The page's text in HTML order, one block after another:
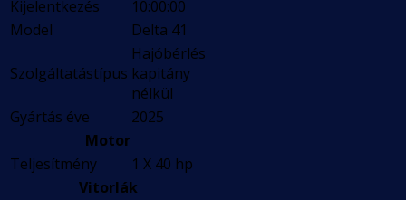
Kijelentkezés
10:00:00
Model
Delta 41
Szolgáltatástípus
Hajóbérlés
kapitány
nélkül
Gyártás éve
2025
Motor
Teljesítmény
1 X 40 hp
Vitorlák